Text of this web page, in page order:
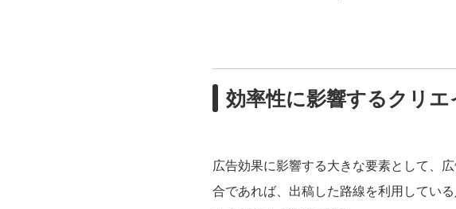
効率性に影響するクリ
広告効果に影響する大きな要素として、
合であれば、出稿した路線を利用してい